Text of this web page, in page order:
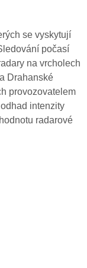
se vyskytují
počasí
na vrcholech
Drahanské
provozovatelem
intenzity
radarové